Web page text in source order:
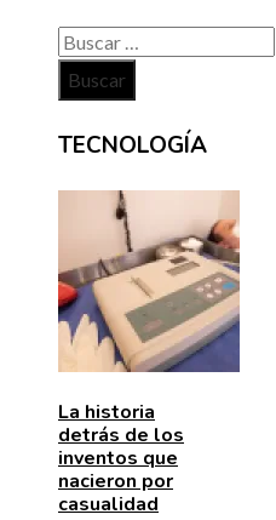
Buscar:
TECNOLOGÍA
La historia
detrás de los
inventos que
nacieron por
casualidad